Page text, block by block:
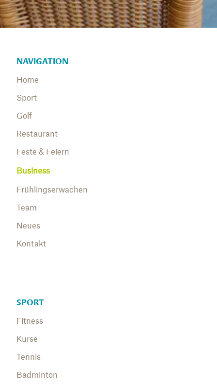
NAVIGATION
Home
Sport
Golf
Restaurant
Feste & Feiern
Business
Frühlingserwachen
Team
Neues
Kontakt
SPORT
Fitness
Kurse
Tennis
Badminton